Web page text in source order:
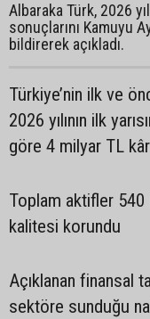
Albaraka Türk, 2026
sonuçlarını Kamuyu
bildirerek açıkladı.
Türkiye’nin ilk ve
2026 yılının ilk
göre 4 milyar TL
Toplam aktifler 540
kalitesi korundu
Açıklanan finansal
sektöre sunduğu